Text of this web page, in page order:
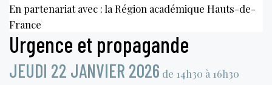
En partenariat avec : la Région académique Hauts-de-
France
Urgence et propagande
JEUDI 22 JANVIER 2026 de 14h30 à 16h30